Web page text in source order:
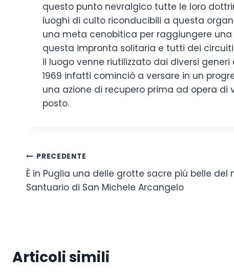
questo punto nevralgico tutte le loro
luoghi di culto riconducibili a questa
una meta cenobitica per raggiungere
questa impronta solitaria e tutti dei
il luogo venne riutilizzato dai diversi
1969 infatti cominciò a versare in un
una azione di recupero prima ad opera di
posto.
Navigazione
articoli
PRECEDENTE
È in Puglia una delle grotte sacre più belle del
Santuario di San Michele Arcangelo
Articoli simili